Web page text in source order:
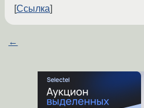
Ссылка
←